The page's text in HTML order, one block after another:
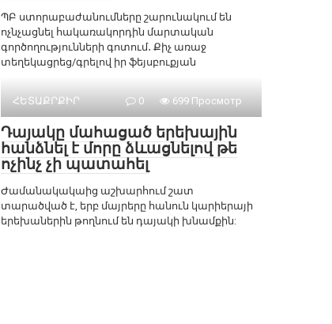
ՊԲ ստորաբաժանումները շարունակում են
ոչնչացնել հակառակորդին մարտական
գործողությունների գոտում․ Քիչ առաջ
տեղեկացրեց/գրելով իր ֆեյսբուքյան
ՀԵՏԱՔՐՔԻՐ 0 699 Просмотр
Դայակը մահացած երեխային
հանձնել է մորը ձևացնելով թե
ոչինչ չի պատահել
Ժամանակակաից աշխարհում շատ
տարածված է, երբ մայրերը հանուն կարիերայի
երեխաներին թողնում են դայակի խնամքին: